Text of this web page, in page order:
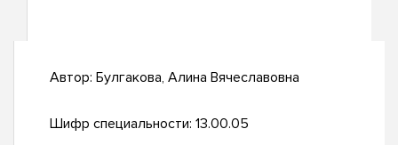
Автор: Булгакова, Алина Вячеславовна
Шифр специальности: 13.00.05